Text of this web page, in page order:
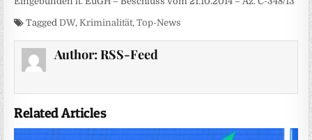
TaggedDW,Kriminalität,Top-News
Author: RSS-Feed
Related Articles